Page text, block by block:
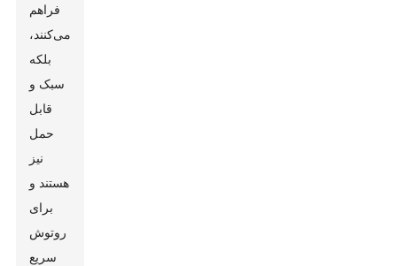
فراهم
می‌کنند،
بلکه
سبک و
قابل
حمل
نیز
هستند و
برای
روتوش
سریع